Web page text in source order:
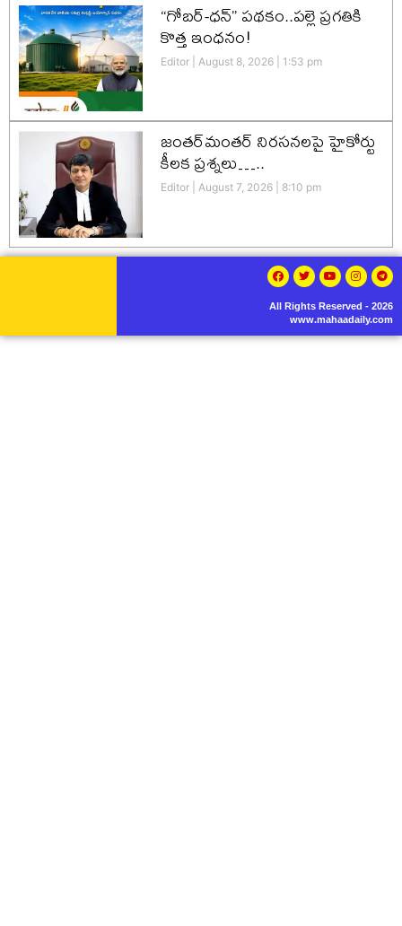
“గోబర్-ధన్” పథకం..పల్లె ప్రగతికి
కొత్త ఇంధనం!
Editor August 8, 2026 1:53 pm
జంతర్‌మంతర్ నిరసనలపై హైకోర్టు
కీలక ప్రశ్నలు…..
Editor August 7, 2026 8:10 pm
All Rights Reserved - 2026
www.mahaadaily.com